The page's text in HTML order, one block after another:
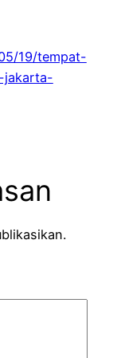
19/tempat-
jakarta-